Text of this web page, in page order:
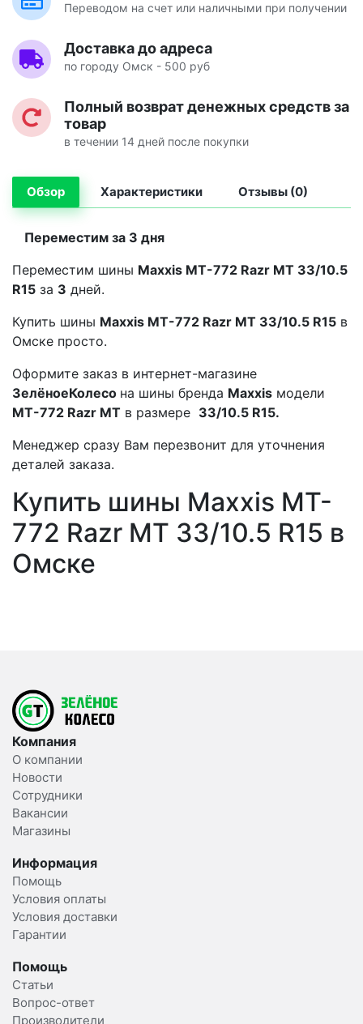
Переводом на счет или наличными при получении
Доставка до адреса
по городу Омск - 500 руб
Полный возврат денежных средств за
товар
в течении 14 дней после покупки
Обзор Характеристики Отзывы (0)
Переместим за 3 дня
Переместим шины Maxxis MT-772 Razr MT 33/10.5
R15 за 3 дней.
Купить шины Maxxis MT-772 Razr MT 33/10.5 R15 в
Омске просто.
Оформите заказ в интернет-магазине
ЗелёноеКолесо на шины бренда Maxxis модели
MT-772 Razr MT в размере 33/10.5 R15.
Менеджер сразу Вам перезвонит для уточнения
деталей заказа.
Купить шины Maxxis MT-
772 Razr MT 33/10.5 R15 в
Омске
Компания
О компании
Новости
Сотрудники
Вакансии
Магазины
Информация
Помощь
Условия оплаты
Условия доставки
Гарантии
Помощь
Статьи
Вопрос-ответ
Производители